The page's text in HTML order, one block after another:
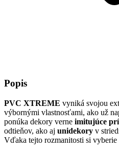
Popis
PVC XTREME vyniká svojou
výbornými vlastnosťami, ako už
ponúka dekory verne imitujúce
odtieňov, ako aj unidekory v
Vďaka tejto rozmanitosti si vyberie